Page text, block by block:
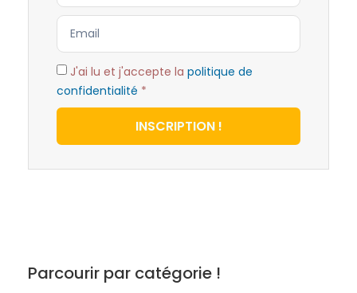
J'ai lu et j'accepte la politique de
confidentialité *
INSCRIPTION !
Parcourir par catégorie !